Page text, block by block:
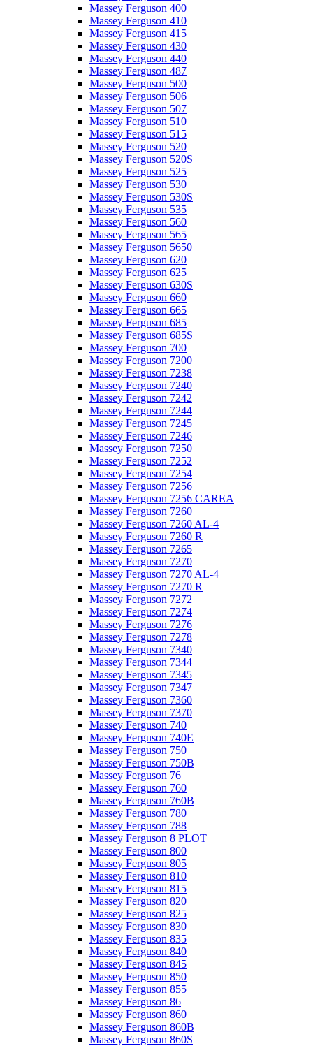
Massey Ferguson 400
Massey Ferguson 410
Massey Ferguson 415
Massey Ferguson 430
Massey Ferguson 440
Massey Ferguson 487
Massey Ferguson 500
Massey Ferguson 506
Massey Ferguson 507
Massey Ferguson 510
Massey Ferguson 515
Massey Ferguson 520
Massey Ferguson 520S
Massey Ferguson 525
Massey Ferguson 530
Massey Ferguson 530S
Massey Ferguson 535
Massey Ferguson 560
Massey Ferguson 565
Massey Ferguson 5650
Massey Ferguson 620
Massey Ferguson 625
Massey Ferguson 630S
Massey Ferguson 660
Massey Ferguson 665
Massey Ferguson 685
Massey Ferguson 685S
Massey Ferguson 700
Massey Ferguson 7200
Massey Ferguson 7238
Massey Ferguson 7240
Massey Ferguson 7242
Massey Ferguson 7244
Massey Ferguson 7245
Massey Ferguson 7246
Massey Ferguson 7250
Massey Ferguson 7252
Massey Ferguson 7254
Massey Ferguson 7256
Massey Ferguson 7256 CAREA
Massey Ferguson 7260
Massey Ferguson 7260 AL-4
Massey Ferguson 7260 R
Massey Ferguson 7265
Massey Ferguson 7270
Massey Ferguson 7270 AL-4
Massey Ferguson 7270 R
Massey Ferguson 7272
Massey Ferguson 7274
Massey Ferguson 7276
Massey Ferguson 7278
Massey Ferguson 7340
Massey Ferguson 7344
Massey Ferguson 7345
Massey Ferguson 7347
Massey Ferguson 7360
Massey Ferguson 7370
Massey Ferguson 740
Massey Ferguson 740E
Massey Ferguson 750
Massey Ferguson 750B
Massey Ferguson 76
Massey Ferguson 760
Massey Ferguson 760B
Massey Ferguson 780
Massey Ferguson 788
Massey Ferguson 8 PLOT
Massey Ferguson 800
Massey Ferguson 805
Massey Ferguson 810
Massey Ferguson 815
Massey Ferguson 820
Massey Ferguson 825
Massey Ferguson 830
Massey Ferguson 835
Massey Ferguson 840
Massey Ferguson 845
Massey Ferguson 850
Massey Ferguson 855
Massey Ferguson 86
Massey Ferguson 860
Massey Ferguson 860B
Massey Ferguson 860S